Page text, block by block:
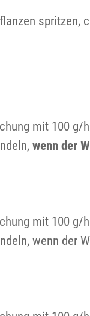
mit 100
wenn der
mit 100
wenn